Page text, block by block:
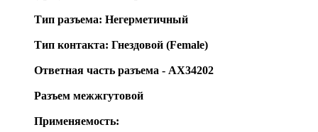
Тип разъема: Негерметичный
Тип контакта: Гнездовой (Female)
Ответная часть разъема - AX34202
Разъем межжгутовой
Применяемость: